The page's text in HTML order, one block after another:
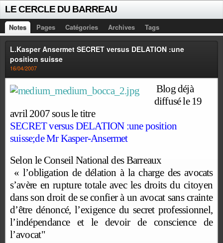
LE CERCLE DU BARREAU
Notes Pages Catégories Archives Tags
L.Kasper Ansermet SECRET versus DELATION :une
position suisse
16/04/2007
Blog déjà
diffusé le 19
avril 2007 sous le titre
SECRET versus DELATION :une position
suisse;de Mr Kasper-Ansermet
SelonleConseilNationaldesBarreaux
« l’obligation de délation à la charge des avocats
s’avère en rupture totale avec les droits du citoyen
dansson droit deseconfierà un avocat sanscrainte
d’être dénoncé, l’exigence du secret professionnel,
l’indépendance et le devoir de conscience de
l’avocat"